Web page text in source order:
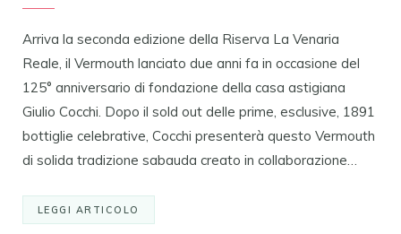
Arriva la seconda edizione della Riserva La Venaria
Reale, il Vermouth lanciato due anni fa in occasione del
125° anniversario di fondazione della casa astigiana
Giulio Cocchi. Dopo il sold out delle prime, esclusive, 1891
bottiglie celebrative, Cocchi presenterà questo Vermouth
di solida tradizione sabauda creato in collaborazione…
LEGGI ARTICOLO